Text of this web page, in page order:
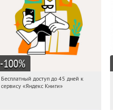
-100%
15:31:20
Получи первым!
Бесплатный доступ до 45 дней к
сервису «Яндекс Книги»